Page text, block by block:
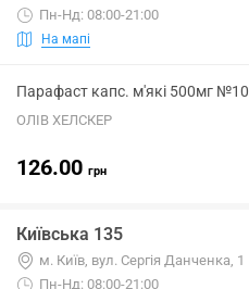
Пн-Нд: 08:00-21:00
На мапі
Парафаст капс. м'які 500мг №10
ОЛІВ ХЕЛСКЕР
126.00 грн
Київська 135
м. Київ, вул. Сергія Данченка, 1
Пн-Нд: 08:00-21:00